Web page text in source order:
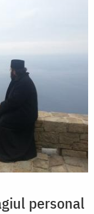
personal